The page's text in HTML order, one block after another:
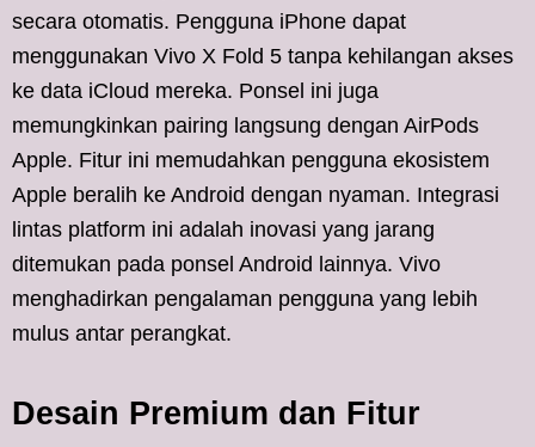
secara otomatis. Pengguna iPhone dapat
menggunakan Vivo X Fold 5 tanpa kehilangan akses
ke data iCloud mereka. Ponsel ini juga
memungkinkan pairing langsung dengan AirPods
Apple. Fitur ini memudahkan pengguna ekosistem
Apple beralih ke Android dengan nyaman. Integrasi
lintas platform ini adalah inovasi yang jarang
ditemukan pada ponsel Android lainnya. Vivo
menghadirkan pengalaman pengguna yang lebih
mulus antar perangkat.
Desain Premium dan Fitur